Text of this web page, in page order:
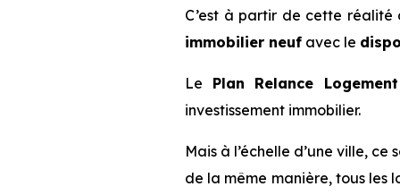
C’est à partir de cette réalité
immobilier neuf avec le
Le Plan Relance
investissement immobilier.
Mais à l’échelle d’une ville,
de la même manière, tous les